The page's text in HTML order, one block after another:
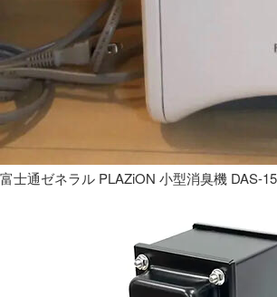
富士通ゼネラル PLAZiON 小型消臭機 DAS-